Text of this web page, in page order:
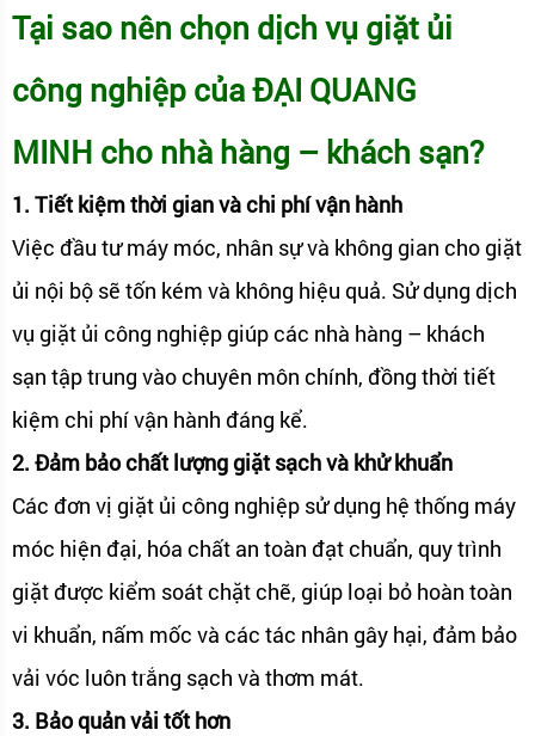
Tại sao nên chọn dịch vụ giặt ủi
công nghiệp của ĐẠI QUANG
MINH cho nhà hàng – khách sạn?
1. Tiết kiệm thời gian và chi phí vận hành
Việc đầu tư máy móc, nhân sự và không gian cho giặt
ủi nội bộ sẽ tốn kém và không hiệu quả. Sử dụng dịch
vụ giặt ủi công nghiệp giúp các nhà hàng – khách
sạn tập trung vào chuyên môn chính, đồng thời tiết
kiệm chi phí vận hành đáng kể.
2. Đảm bảo chất lượng giặt sạch và khử khuẩn
Các đơn vị giặt ủi công nghiệp sử dụng hệ thống máy
móc hiện đại, hóa chất an toàn đạt chuẩn, quy trình
giặt được kiểm soát chặt chẽ, giúp loại bỏ hoàn toàn
vi khuẩn, nấm mốc và các tác nhân gây hại, đảm bảo
vải vóc luôn trắng sạch và thơm mát.
3. Bảo quản vải tốt hơn